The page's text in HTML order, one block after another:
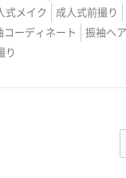
式メイク 成人式前撮り
コーディネート 振袖ヘア
り